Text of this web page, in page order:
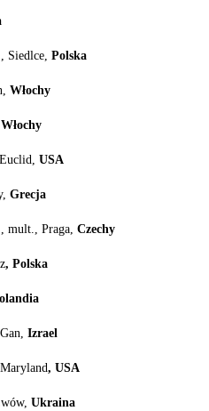
Siedlce, Polska
Włochy
Włochy
USA
Grecja
mult., Praga, Czechy
, Polska
Izrael
, USA
Ukraina